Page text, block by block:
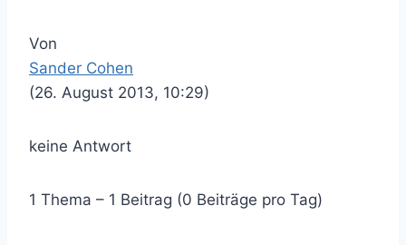
Von
Sander Cohen
(26. August 2013, 10:29)
keine Antwort
1 Thema – 1 Beitrag (0 Beiträge pro Tag)